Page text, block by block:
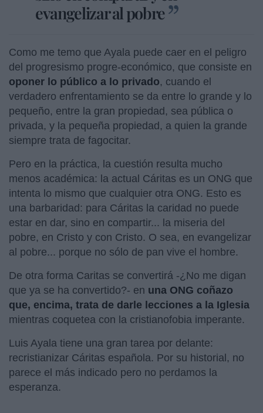
evangelizar al pobre
Como me temo que Ayala puede caer en el peligro
del progresismo progre-económico, que consiste en
oponer lo público a lo privado, cuando el
verdadero enfrentamiento se da entre lo grande y lo
pequeño, entre la gran propiedad, sea pública o
privada, y la pequeña propiedad, a quien la grande
siempre trata de fagocitar.
Pero en la práctica, la cuestión resulta mucho
menos académica: la actual Cáritas es un ONG que
intenta lo mismo que cualquier otra ONG. Esto es
una barbaridad: para Cáritas la caridad no puede
estar en dar, sino en compartir... la miseria del
pobre, en Cristo y con Cristo. O sea, en evangelizar
al pobre... porque no sólo de pan vive el hombre.
De otra forma Caritas se convertirá -¿No me digan
que ya se ha convertido?- en una ONG coñazo
que, encima, trata de darle lecciones a la Iglesia
mientras coquetea con la cristianofobia imperante.
Luis Ayala tiene una gran tarea por delante:
recristianizar Cáritas española. Por su historial, no
parece el más indicado pero no perdamos la
esperanza.